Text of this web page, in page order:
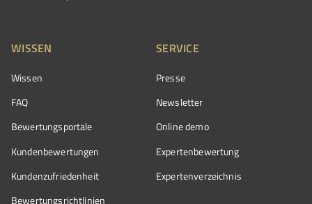
WISSEN
Wissen
FAQ
Bewertungsportale
Kundenbewertungen
Kundenzufriedenheit
Bewertungs­richtlinien
SERVICE
Presse
Newsletter
Online demo
Expertenbewertung
Expertenverzeichnis